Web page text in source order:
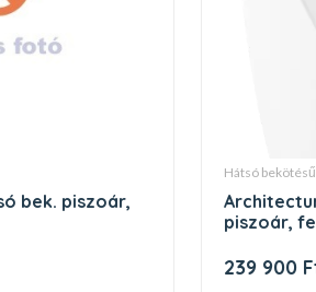
hátsó
architectura hátsó bekötésű
piszoár,
239 900